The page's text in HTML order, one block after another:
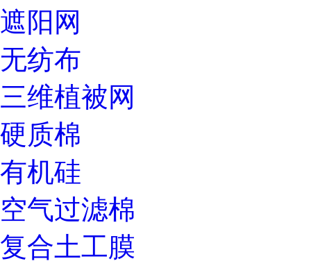
遮阳网
无纺布
三维植被网
硬质棉
有机硅
空气过滤棉
复合土工膜